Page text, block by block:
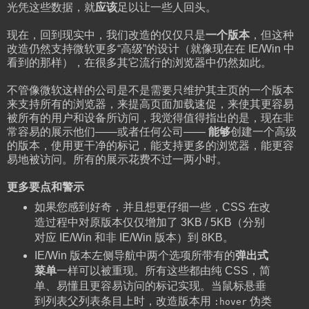
光凭这些数据，就应该足以让一些人回头。
现在，回到现实中，我们改造的仅仅只是一个版本 ，但这种
改造仍然支持微软更多“高级”的设计（就像现在在 IE/Win 中
看到的那样），在很多其它流行的浏览器中仍然如此。
不管像微软这样的公司是不是需要只维护其主页的一个版本
来支持所有的浏览器，来提高页面加载速促，来使其更容易
被所有的用户和设备所访问，我觉得值得指出的是，现在非
常容易的展示他们——或者任何公司—— 能够创建一个高级
的版本，使用更干净的标记，能支持更多的浏览器，能更容
易地被访问。所有的展示花费不过一两小时。
更多要点和警示
如果您感到好奇，并且想更仔细一些，CSS 在改
造过程中对原版本仅仅增加了 3KB / 5KB（分别
对应 IE/Win 和非 IE/Win 版本）到 8KB。
IE/Win 版本左侧导航中两个选项所带有的弹出式
菜单一样可以被重现。所有这些都由纯 CSS，简
单、易懂且更容易访问的标记实现。当鼠标悬垂
到列表父列表条目上时，改造版本用
:hover伪类